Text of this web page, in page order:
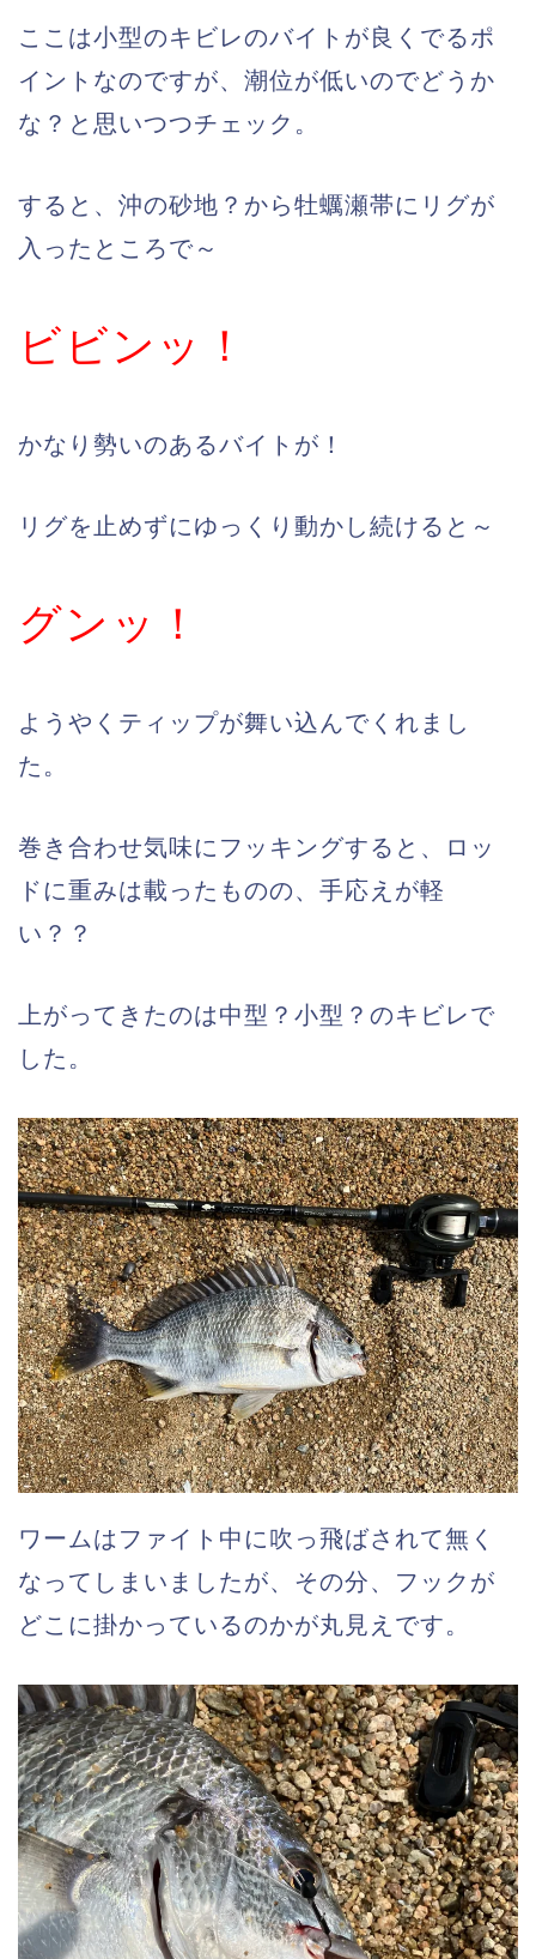
ここは小型のキビレのバイトが良くでるポ
イントなのですが、潮位が低いのでどうか
な？と思いつつチェック。
すると、沖の砂地？から牡蠣瀬帯にリグが
入ったところで～
ビビンッ！
かなり勢いのあるバイトが！
リグを止めずにゆっくり動かし続けると～
グンッ！
ようやくティップが舞い込んでくれまし
た。
巻き合わせ気味にフッキングすると、ロッ
ドに重みは載ったものの、手応えが軽
い？？
上がってきたのは中型？小型？のキビレで
した。
ワームはファイト中に吹っ飛ばされて無く
なってしまいましたが、その分、フックが
どこに掛かっているのかが丸見えです。